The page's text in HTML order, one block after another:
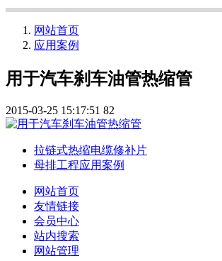
网站首页
应用案例
用于汽车刹车油管热缩管
2015-03-25 15:17:51 82
拉链式热缩电缆修补片
母排工程应用案例
网站首页
友情链接
会员中心
站内搜索
网站管理